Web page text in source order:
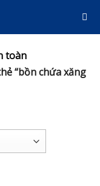
toàn
“bồn chứa xăng